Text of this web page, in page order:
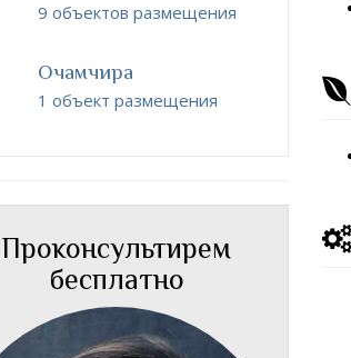
9 объектов размещения
Очамчира
1 объект размещения
Проконсультирем
бесплатно